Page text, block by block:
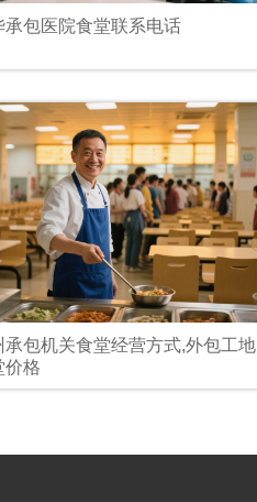
承包医院食堂联系电话
承包机关食堂经营方式,外包工地
价格